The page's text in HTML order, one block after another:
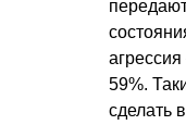
59%.
сделать